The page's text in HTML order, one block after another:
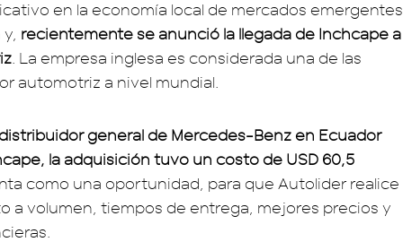
en la economía local de mercados emergentes.
recientemente se anunció la llegada de Inchcape a
. La empresa inglesa es considerada una de las
automotriz a nivel mundial.
general de Mercedes-Benz en Ecuador
la adquisición tuvo un costo de USD 60,5
como una oportunidad, para que Autolider realice
a volumen, tiempos de entrega, mejores precios y